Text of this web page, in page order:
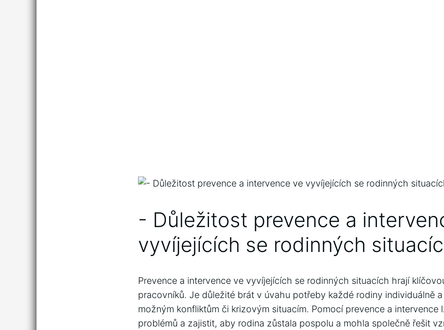
-‌ Důležitost ⁤prevence a
vyvíjejících se rodinných
Prevence a intervence‍ ve ‍vyvíjejících se rodinných situacích⁣ hrají
pracovníků. Je důležité brát v úvahu potřeby každé rodiny individuálně
možným konfliktům či ⁤krizovým⁢ situacím. Pomocí prevence a intervence
problémů a zajistit,⁣ aby rodina zůstala pospolu a mohla společně řešit